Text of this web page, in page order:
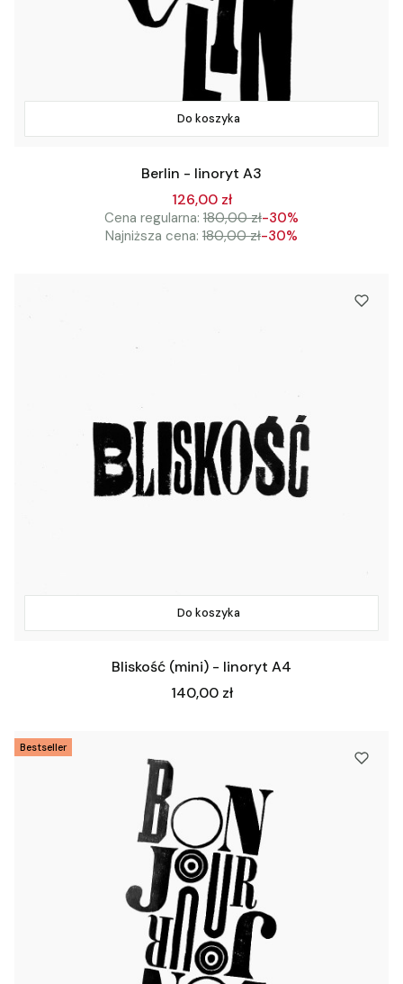
Do koszyka
Berlin - linoryt A3
126,00 zł
Cena regularna: 180,00 zł-30%
Najniższa cena: 180,00 zł-30%
Do koszyka
Bliskość (mini) - linoryt A4
Cena
140,00 zł
Bestseller